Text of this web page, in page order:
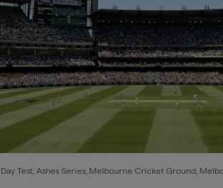
Test, Ashes Series, Melbourne Cricket Ground,